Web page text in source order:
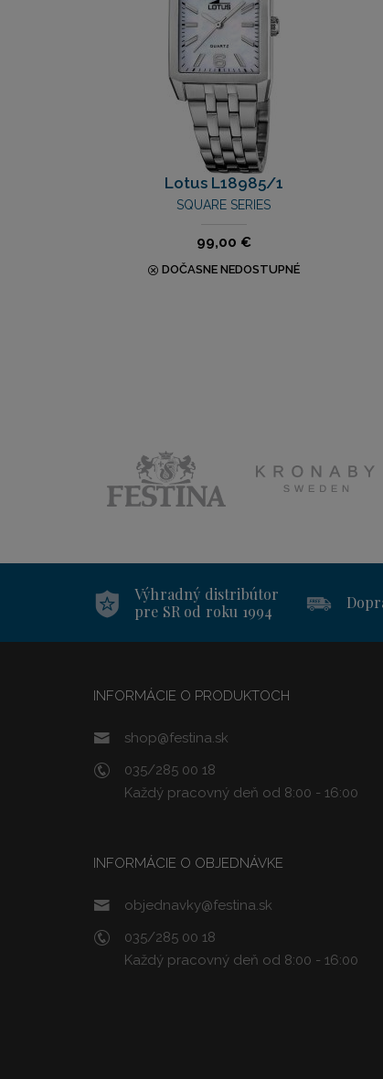
Lotus L18985/1
SQUARE SERIES
99,00 €
DOČASNE NEDOSTUPNÉ
Výhradný distribútor
pre SR od roku 1994
INFORMÁCIE O PRODUKTOCH
shop@festina.sk
035/285 00 18
Každý pracovný deň od 8:00 - 16:00
INFORMÁCIE O OBJEDNÁVKE
objednavky@festina.sk
035/285 00 18
Každý pracovný deň od 8:00 - 16:00